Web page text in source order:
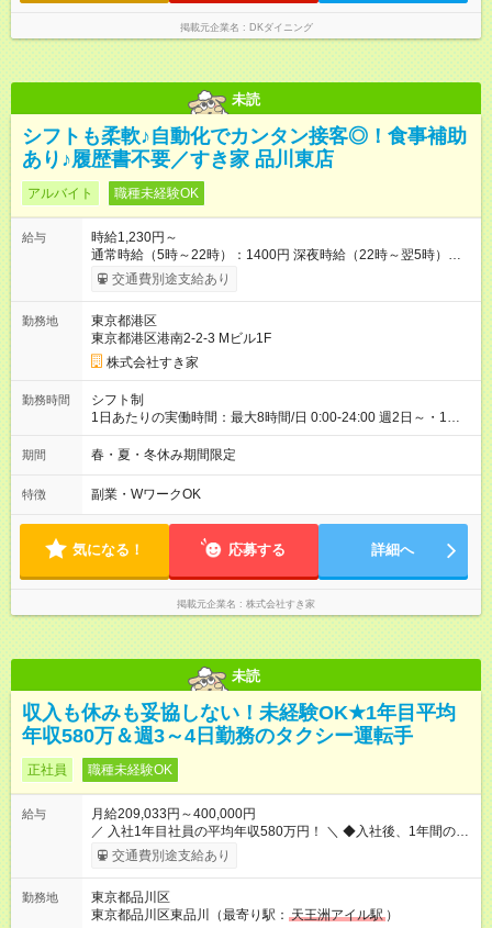
掲載元企業名 DKダイニング
未読
シフトも柔軟♪自動化でカンタン接客◎！食事補助
あり♪履歴書不要／すき家 品川東店
アルバイト 職種未経験OK
給与
時給1,230円～
通常時給（5時～22時）：1400円 深夜時給（22時～翌5時）：
1750円 高校生時給：1230円 【特別手当】早朝手当（5：00-9：
00）時給+150円 【試用期間】試用期間あり 試用期間の長さ：1
30日（※条件変更なし）ですが、切り上げで一ヶ月とさせてい
ただきます。 研修制度あり：15時間(研修中も同時給）
交通費別途支給あり
勤務地
東京都港区
東京都港区港南2-2-3 Mビル1F
株式会社すき家
勤務時間
シフト制
1日あたりの実働時間：最大8時間/日 0:00-24:00 週2日～・1日
2h～OK ＜シフト例＞ 〇朝帯 5:00-9:00 〇昼帯 9:00-14:00 〇午
後帯 14:00-18:00 〇夜帯 18:00-22:00 〇深夜帯 22:00-翌5:00 基
ます♪
期間 春・夏・冬休み期間限定
特徴 副業・WワークOK
気になる！ 応募する 詳細へ
掲載元企業名 株式会社すき家
未読
収入も休みも妥協しない！未経験OK★1年目平均
年収580万＆週3～4日勤務のタクシー運転手
正社員 職種未経験OK
給与
月給209,033円～400,000円
／ 入社1年目社員の平均年収580万円！ ＼ ◆入社後、1年間の給
与保証あり！ ─────────────── 乗務にじっくりと慣れて
いただけるよう、売上に関係なく給与を保証します。保証額以
たします。 【入社1～3カ月目】月給40万円保証 【入社4～12カ
月目】月給35万円保証 【入社13カ月以降】月給20万9033円＋
交通費別途支給あり
勤務地
東京都品川区
東京都品川区東品川（最寄り駅： 天王洲アイル駅 ）